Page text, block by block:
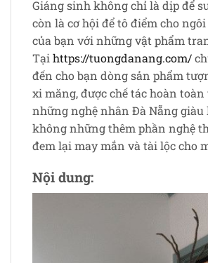
Giáng sinh không chỉ là dịp để
còn là cơ hội để tô điểm cho
của bạn với những vật phẩm
Tạihttps://tuongdanang.com/
đến cho bạn dòng sản phẩm
xi măng, được chế tác hoàn
những nghệ nhân Đà Nẵng
không những thêm phần nghệ
đem lại may mắn và tài lộc cho
Nội dung: